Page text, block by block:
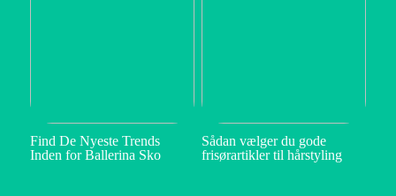
Find De Nyeste Trends
Inden for Ballerina Sko
Sådan vælger du gode
frisørartikler til hårstyling